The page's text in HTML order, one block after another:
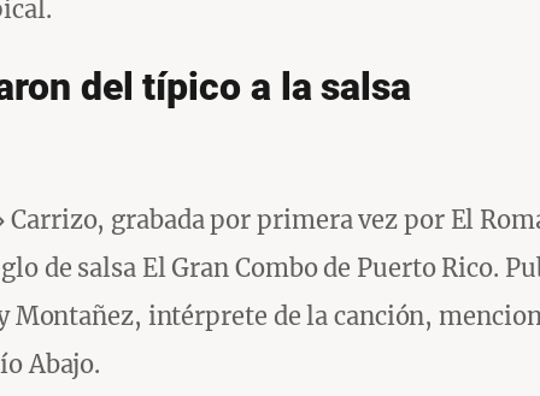
del típico a la salsa
grabada por primera vez por El
de salsa El Gran Combo de Puerto Rico.
Montañez, intérprete de la canción,
Abajo.